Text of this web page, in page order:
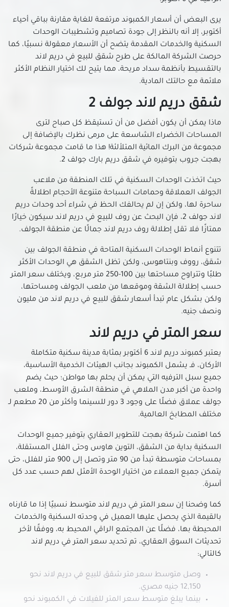
شقق للبيع في الهضبة الوسطى
شقق للبيع في الوايلي
شقق للبيع في باب الشعرية
شقق للبيع في باب اللوق
شقق للبيع في بولاق أبو العلا
شقق للبيع في ثكنات المعادي
شقق للبيع في جسر السويس الجديدة
شقق للبيع في جسر السويس
شقق للبيع في حدائق الزيتون
شقق للبيع في حدائق المعادي
شقق للبيع في حدائق حلوان
شقق للبيع في حلمية الزيتون
شقق للبيع في حلوان
شقق للبيع في حمامات القبة
شقق للبيع في حي السفارات بمدينة نصر
شقق للبيع في دار السلام بالقاهرة
شقق للبيع في رابعة العدوية بمدينة نصر
شقق للبيع في روض الفرج
شقق للبيع في زهراء مدينة نصر
شقق للبيع في سراي القبة
شقق للبيع في سيليا طلعت مصطفي
شقق للبيع في شارع الطيران بمدينة نصر
شقق للبيع في شارع خضر التوني بمدينة نصر
شقق للبيع في شارع مصطفى النحاس بمدينة نصر
شقق للبيع في شارع مكرم عبيد بمدينة نصر
شقق للبيع في شبرا
شقق للبيع في طلعت حرب
شقق للبيع في عابدين
شقق للبيع في عبده باشا
شقق للبيع في عزبة النخل
شقق للبيع في عين شمس
شقق للبيع في قصر النيل
يرى البعض أن أسعار الكمبوند مرتفعة للغاية مقارنة بباقي أحياء
أكتوبر، إلا أنه بالنظر إلى جودة تصاميم وتشطيبات الوحدات
السكنية والخدمات المقدمة يتضح أن الأسعار معقولة نسبيًا، كما
حرصت الشركة المالكة على طرح شقق للبيع في دريم لاند
بالتقسيط بأنظمة سداد مريحة، مما يتيح لك اختيار النظام الأكثر
ملائمة مع حالتك المادية.
شقق دريم لاند جولف 2
ماذا يمكن أن يكون أفضل من أن تستيقظ كل صباح لترى
المساحات الخضراء الشاسعة على مرمى نظرك بالإضافة إلى
مجموعة من البرك المائية المتلألئة! هذا ما قامت مجموعة شركات
بهجت جروب بتوفيره في شقق دريم بارك جولف 2.
حيث اتخذت الوحدات السكنية في تلك المنطقة من ملاعب
الجولف العملاقة وحمامات السباحة متنوعة الأحجام اطلالةً
ساحرة لها، ولكن إن لم يحالفك الحظ في شراء أحد وحدات دريم
لاند جولف 2، فإن البحث عن روف للبيع في دريم لاند سيكون خيارًا
ممتازًا فلا تقل إطلالة روف دريم لاند جمالًا عن منطقة الجولف.
تتنوع أنماط الوحدات السكنية المتاحة في منطقة الجولف بين
شقق، رووف وبنتاهوس، ولكن تظل الشقق هي الوحدات الأكثر
طلبًا وتتراوح مساحتها بين 100-250 متر مربع، ويختلف سعر المتر
حسب إطلالة الشقة وموقعها من ملعب الجولف ومساحتها،
ولكن بشكل عام تبدأ أسعار شقق للبيع في دريم لاند من مليون
ونصف جنيه.
سعر المتر في دريم لاند
يعتبر كمبوند دريم لاند 6 أكتوبر بمثابة مدينة سكنية متكاملة
الأركان، فـ يشمل الكمبوند بجانب الهيئات الخدمية الأساسية،
جميع سبل الترفيه التي يمكن أن يحلم بها مواطن؛ حيث يضم
واحدة من أكبر مدن الملاهي في منطقة الشرق الأوسط، وملعب
جولف عملاق فضلًا على وجود 3 دور للسينما وأكثر من 20 مطعم لـ
مختلف المطابخ العالمية.
كما اهتمت شركة بهجت للتطوير العقاري بتوفير جميع الوحدات
السكنية بداية من الشقق، التوين هاوس وحتى الفلل المستقلة،
بمساحات متوسطة تبدأ من 90 متر وتصل إلى 900 متر للفلل، حتى
يتمكن جميع العملاء من اختيار الوحدة الأمثل لهم حسب عدد كل
أسرة.
كما وضحنا إن سعر المتر في دريم لاند متوسط نسبيًا إذا ما قارناه
بالقيمة الذي يحصل عليها العميل في وحدته السكنية والخدمات
المحيطة بها، فضلًا عن المجتمع الراقي المحيط به، ووفقًا لأخر
تحديثات السوق العقاري، تم تحديد سعر المتر في دريم لاند
كالتالي:
وصل متوسط سعر متر شقق للبيع في دريم لاند نحو
12,150 جنيه مصري.
بينما يبلغ متوسط سعر المتر للفيلات في الكمبوند نحو